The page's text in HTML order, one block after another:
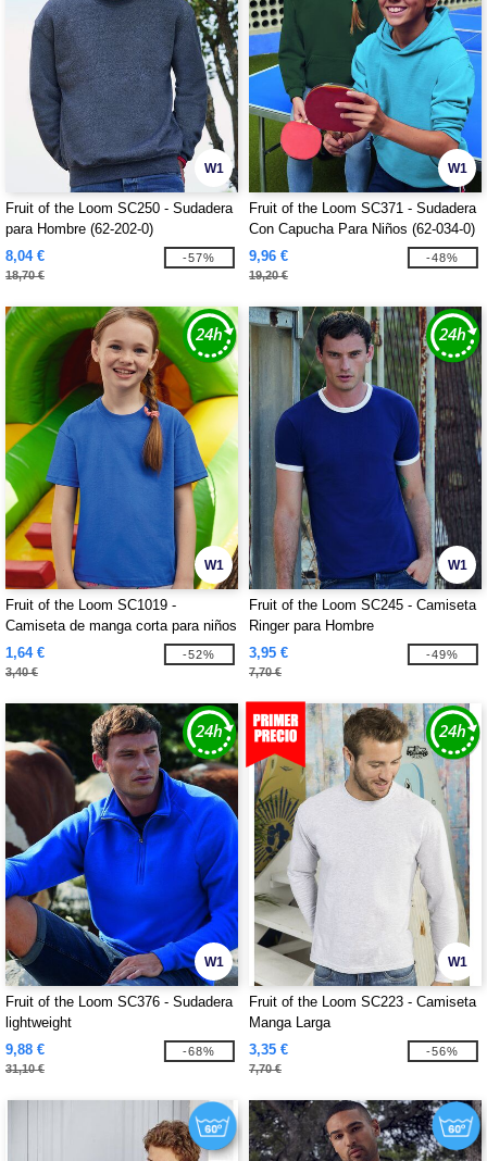
W1
Fruit of the Loom SC250 - Sudadera
para Hombre (62-202-0)
8,04 €
18,70 €
-57%
W1
Fruit of the Loom SC371 - Sudadera
Con Capucha Para Niños (62-034-0)
9,96 €
19,20 €
-48%
W1
Fruit of the Loom SC1019 -
Camiseta de manga corta para niños
1,64 €
3,40 €
-52%
W1
Fruit of the Loom SC245 - Camiseta
Ringer para Hombre
3,95 €
7,70 €
-49%
W1
Fruit of the Loom SC376 - Sudadera
lightweight
9,88 €
31,10 €
-68%
W1
Fruit of the Loom SC223 - Camiseta
Manga Larga
3,35 €
7,70 €
-56%